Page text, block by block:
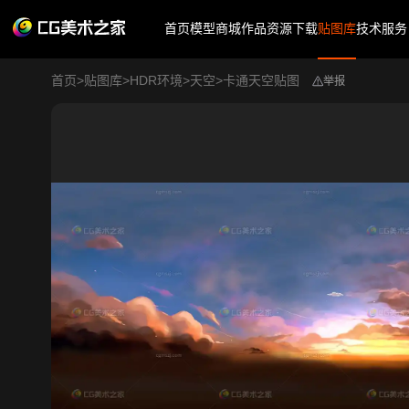
首页模型商城作品资源下载贴图库技术服务
首页>贴图库>HDR环境>天空>卡通天空贴图 举报